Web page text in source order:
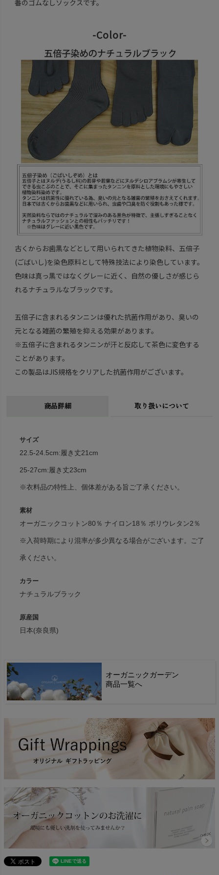
番のゴムなしソックスです。
-Color-
古くからお歯黒などとして用いられてきた植物染料、五倍子
(ごばいし)を染色原料として特殊技法により染色しています。
色味は真っ黒ではなくグレーに近く、自然の優しさが感じら
れるナチュラルなブラックです。
五倍子に含まれるタンニンは優れた抗菌作用があり、臭いの
元となる雑菌の繁殖を抑える効果があります。
※五倍子に含まれるタンニンが汗と反応して茶色に変色する
ことがあります。
この製品はJIS規格をクリアした抗菌作用がございます。
商品詳細 取り扱いについて
サイズ
22.5-24.5cm:履き丈21cm
25-27cm:履き丈23cm
※衣料品の特性上、個体差がある旨ご了承ください。
素材
オーガニックコットン80％ ナイロン18％ ポリウレタン2％
※入荷時期により混率が多少異なる場合がございます。ご了
承ください。
カラー
ナチュラルブラック
原産国
日本(奈良県)
オーガニックガーデン
商品一覧へ